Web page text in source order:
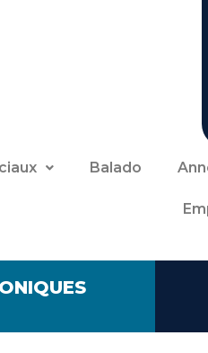
Balado